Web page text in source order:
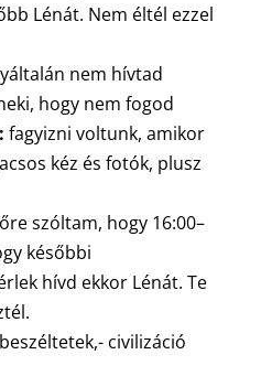
Lénát. Nem éltél ezzel
nem hívtad
hogy nem fogod
fagyizni voltunk, amikor
kéz és fotók, plusz
szóltam, hogy 16:00–
későbbi
hívd ekkor Lénát. Te
beszéltetek,- civilizáció